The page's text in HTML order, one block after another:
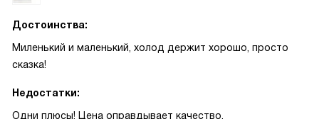
Достоинства:
Миленький и маленький, холод держит хорошо, просто
сказка!
Недостатки:
Одни плюсы! Цена оправдывает качество.